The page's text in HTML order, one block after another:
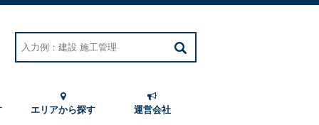
エリアから探す 運営会社